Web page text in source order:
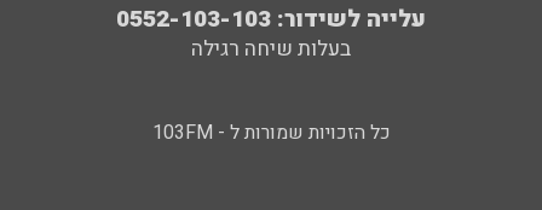
עלייה לשידור: 0552-103-103
בעלות שיחה רגילה
כל הזכויות שמורות ל - 103FM